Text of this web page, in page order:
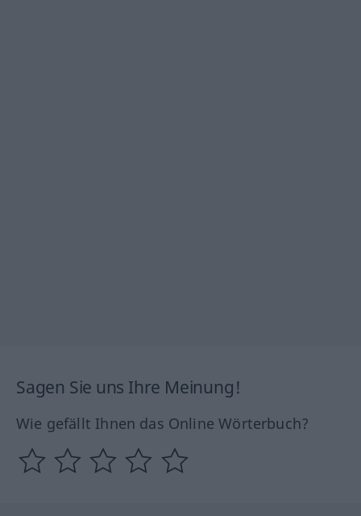
Sagen Sie uns Ihre Meinung!
Wie gefällt Ihnen das Online Wörterbuch?